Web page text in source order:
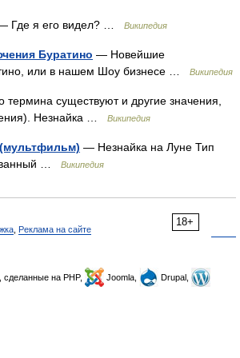
Где я его видел? … Википедия
Буратино — Новейшие
или в нашем Шоу бизнесе …
Википедия
термина существуют и другие значения,
Незнайка …
Википедия
— Незнайка на Луне Тип
…
Википедия
18+
Реклама на сайте
, сделанные на PHP, Joomla,
Drupal,